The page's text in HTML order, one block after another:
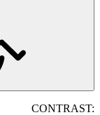
CONTRAST: